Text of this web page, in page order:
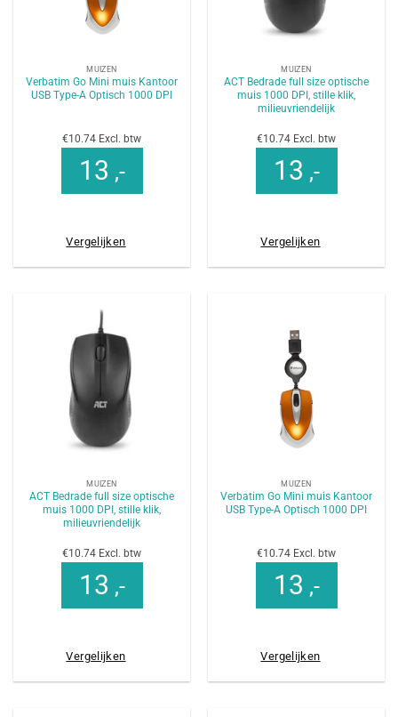
MUIZEN
Verbatim Go Mini muis Kantoor
USB Type-A Optisch 1000 DPI
€10.74 Excl. btw
13 ,-
Vergelijken
MUIZEN
ACT Bedrade full size optische
muis 1000 DPI, stille klik,
milieuvriendelijk
€10.74 Excl. btw
13 ,-
Vergelijken
MUIZEN
ACT Bedrade full size optische
muis 1000 DPI, stille klik,
milieuvriendelijk
€10.74 Excl. btw
13 ,-
Vergelijken
MUIZEN
Verbatim Go Mini muis Kantoor
USB Type-A Optisch 1000 DPI
€10.74 Excl. btw
13 ,-
Vergelijken